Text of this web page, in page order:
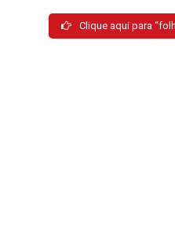
Clique aqui para